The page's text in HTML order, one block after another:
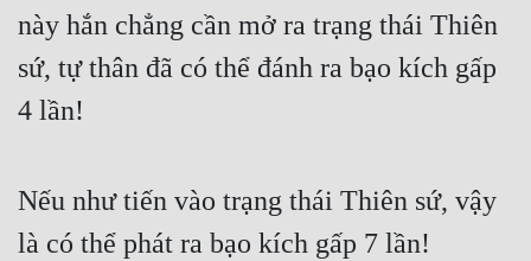
Du Hí
Dã Sử
Dị Năng
Gia Đấu
này hắn chẳng cần mở ra trạng thái Thiên
sứ, tự thân đã có thể đánh ra bạo kích gấp
4 lần!
Nếu như tiến vào trạng thái Thiên sứ, vậy
là có thể phát ra bạo kích gấp 7 lần!